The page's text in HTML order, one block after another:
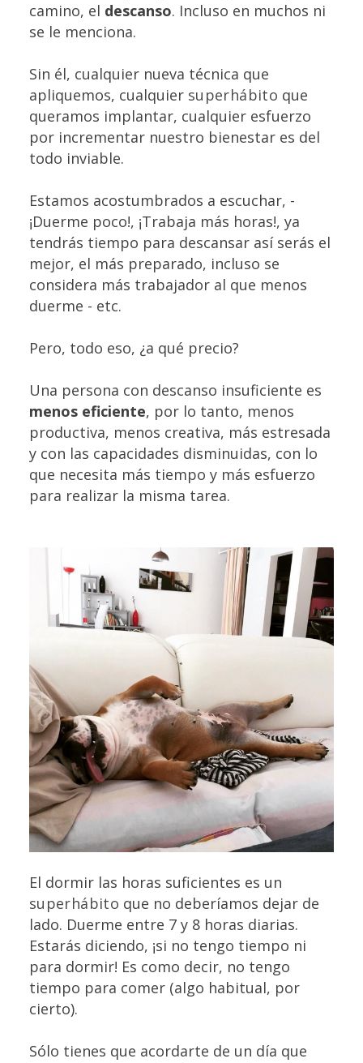
camino, el descanso. Incluso en muchos ni
se le menciona.
Sin él, cualquier nueva técnica que
apliquemos, cualquier superhábito que
queramos implantar, cualquier esfuerzo
por incrementar nuestro bienestar es del
todo inviable.
Estamos acostumbrados a escuchar, -
¡Duerme poco!, ¡Trabaja más horas!, ya
tendrás tiempo para descansar así serás el
mejor, el más preparado, incluso se
considera más trabajador al que menos
duerme - etc.
Pero, todo eso, ¿a qué precio?
Una persona con descanso insuficiente es
menos eficiente, por lo tanto, menos
productiva, menos creativa, más estresada
y con las capacidades disminuidas, con lo
que necesita más tiempo y más esfuerzo
para realizar la misma tarea.
El dormir las horas suficientes es un
superhábito que no deberíamos dejar de
lado. Duerme entre 7 y 8 horas diarias.
Estarás diciendo, ¡si no tengo tiempo ni
para dormir! Es como decir, no tengo
tiempo para comer (algo habitual, por
cierto).
Sólo tienes que acordarte de un día que